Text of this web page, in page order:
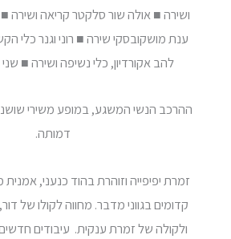
ושירה ■ אולה שור סלקטר קריאה ושירה
ענת מושקובסקי שירה ■ רוני וגנר כלי
להב אקורדיון, כלי נשיפה ושירה ■
ההרכב הנשי המשגע, במופע משירי
דמותה.
זמרת יפיפייה וזוהרת בהוד כנעני,
קדומים בגווני מדבר. מחווה לקולו של
ולקולה של זמרת ענקית. עיבודים